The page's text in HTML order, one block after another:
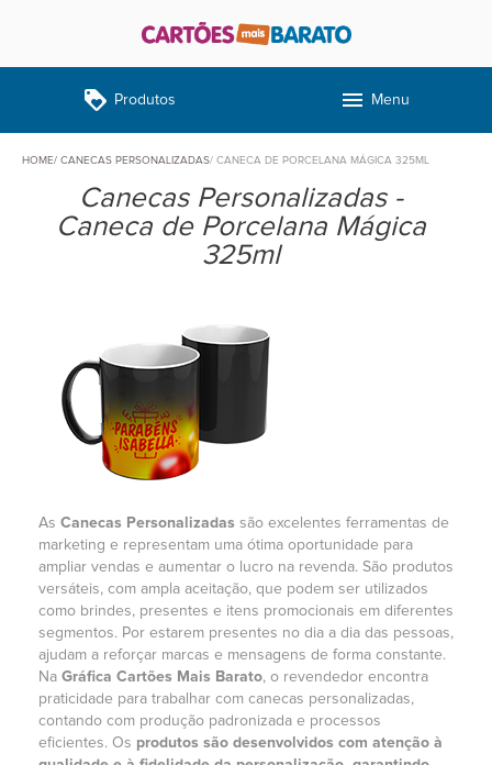
loyalty Produtos menu Menu
HOME CANECAS PERSONALIZADAS CANECA DE PORCELANA MÁGICA 325ML
Canecas Personalizadas -
Caneca de Porcelana Mágica
325ml
As Canecas Personalizadas são excelentes ferramentas de
marketing e representam uma ótima oportunidade para
ampliar vendas e aumentar o lucro na revenda. São produtos
versáteis, com ampla aceitação, que podem ser utilizados
como brindes, presentes e itens promocionais em diferentes
segmentos. Por estarem presentes no dia a dia das pessoas,
ajudam a reforçar marcas e mensagens de forma constante.
Na Gráfica Cartões Mais Barato, o revendedor encontra
praticidade para trabalhar com canecas personalizadas,
contando com produção padronizada e processos
eficientes. Os produtos são desenvolvidos com atenção à